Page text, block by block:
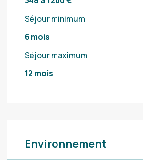
Séjour minimum
6 mois
Séjour maximum
12 mois
Environnement